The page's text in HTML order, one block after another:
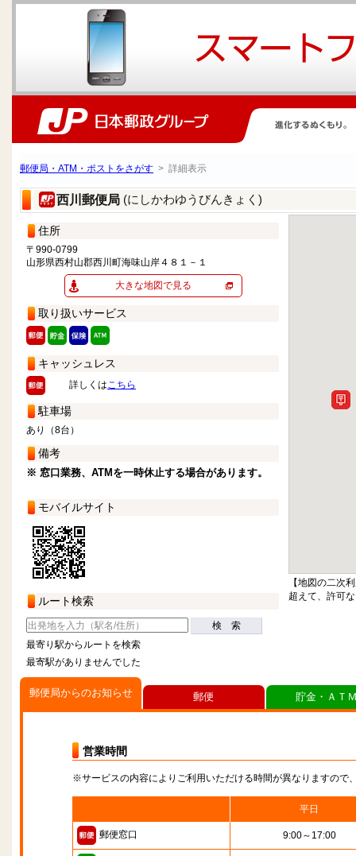
郵便局・ATM・ポストをさがす > 詳細表示
西川郵便局 (にしかわゆうびんきょく)
住所
〒990-0799
山形県西村山郡西川町海味山岸４８１－１
大きな地図で見る
取り扱いサービス
キャッシュレス
詳しくはこちら
駐車場
あり（8台）
備考
※ 窓口業務、ATMを一時休止する場合があります。
モバイルサイト
ルート検索
検 索
最寄り駅からルートを検索
最寄駅がありませんでした
【地図の二次
超えて、許可
郵便局からのお知らせ
営業時間
※サービスの内容によりご利用いただける時間が異なりますので
平日
郵便窓口 9:00～17:00
郵便 貯金・ＡＴ